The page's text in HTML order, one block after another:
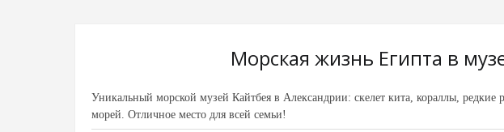
Морская жизнь Египта в
Уникальный морской музей Кайтбея в Александрии: скелет кита, кораллы,
морей. Отличное место для всей семьи!